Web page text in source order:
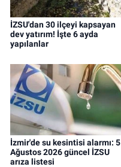
İZSU'dan 30 ilçeyi kapsayan
dev yatırım! İşte 6 ayda
yapılanlar
İzmir'de su kesintisi alarmı: 5
Ağustos 2026 güncel İZSU
arıza listesi